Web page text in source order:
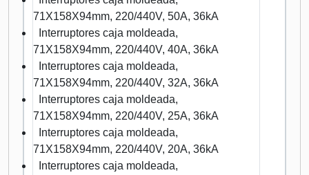
71X158X94mm, 220/440V, 50A, 36kA
Interruptores caja moldeada,
71X158X94mm, 220/440V, 40A, 36kA
Interruptores caja moldeada,
71X158X94mm, 220/440V, 32A, 36kA
Interruptores caja moldeada,
71X158X94mm, 220/440V, 25A, 36kA
Interruptores caja moldeada,
71X158X94mm, 220/440V, 20A, 36kA
Interruptores caja moldeada,